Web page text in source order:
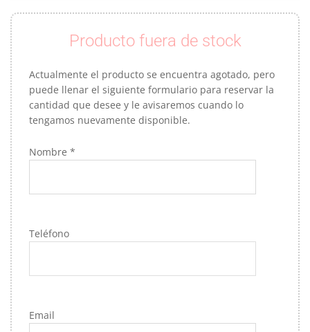
Producto fuera de stock
Actualmente el producto se encuentra agotado, pero
puede llenar el siguiente formulario para reservar la
cantidad que desee y le avisaremos cuando lo
tengamos nuevamente disponible.
Nombre *
Teléfono
Email